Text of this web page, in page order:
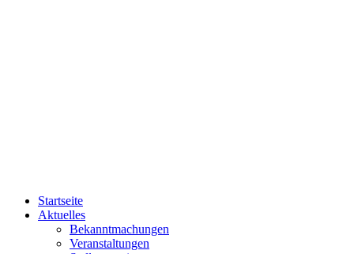
Startseite
Aktuelles
Bekanntmachungen
Veranstaltungen